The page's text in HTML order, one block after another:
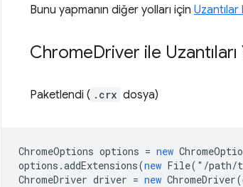
Bunu yapmanın diğer yolları için
ChromeDriver ile
Paketlendi ( .crx dosya)
ChromeOptions options = new
options .addExtensions(new File( " /path/
ChromeDriver driver = new ChromeDriver(